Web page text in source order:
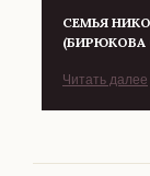
СЕМЬЯ
(БИРЮКОВА
Читать далее